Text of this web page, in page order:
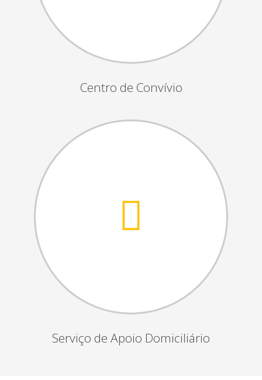
Contactos
Centro de Convívio
Serviço de Apoio Domiciliário